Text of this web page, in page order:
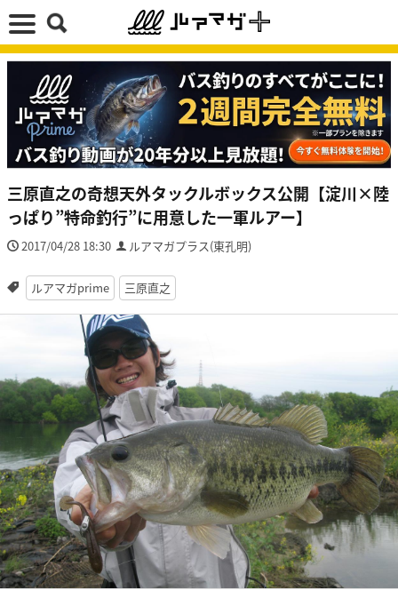
三原直之の奇想天外タックルボックス公開【淀川×陸
っぱり”特命釣行”に用意した一軍ルアー】
2017/04/28 18:30 ルアマガプラス(東孔明)
ルアマガprime 三原直之